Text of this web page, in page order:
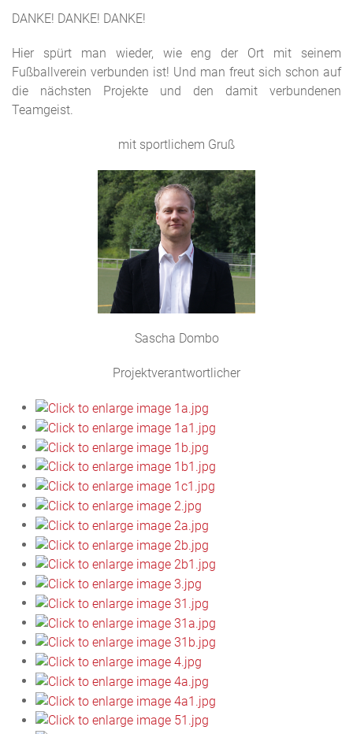
DANKE! DANKE! DANKE!
Hier spürt man wieder, wie eng der Ort mit seinem
Fußballverein verbunden ist! Und man freut sich schon auf
die nächsten Projekte und den damit verbundenen
Teamgeist.
mit sportlichem Gruß
Sascha Dombo
Projektverantwortlicher